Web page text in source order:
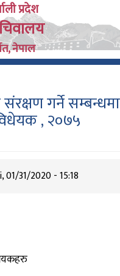
प्रदेश
नेपाल
गर्ने
, २०७५
01/31/2020 - 15:18